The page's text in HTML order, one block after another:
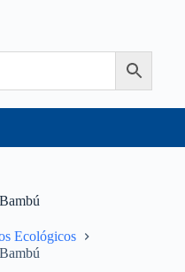
Ecológicos